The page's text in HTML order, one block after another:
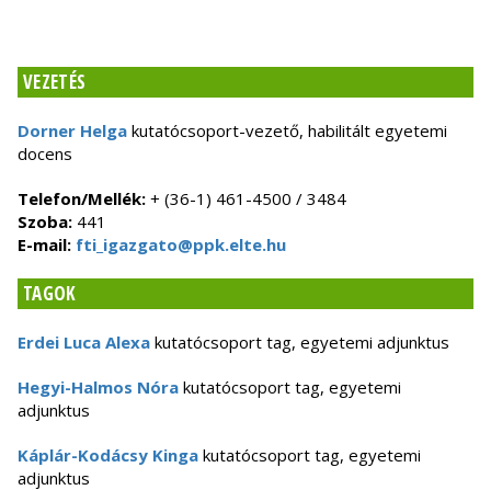
VEZETÉS
Dorner Helga kutatócsoport-vezető, habilitált egyetemi
docens
Telefon/Mellék: + (36-1) 461-4500 / 3484
Szoba: 441
E-mail: fti_igazgato@ppk.elte.hu
TAGOK
Erdei Luca Alexa kutatócsoport tag, egyetemi adjunktus
Hegyi-Halmos Nóra kutatócsoport tag, egyetemi
adjunktus
Káplár-Kodácsy Kinga kutatócsoport tag, egyetemi
adjunktus